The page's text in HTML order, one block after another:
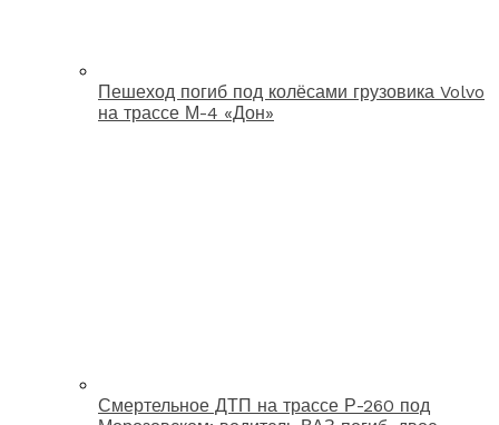
Пешеход погиб под колёсами грузовика Volvo
на трассе М-4 «Дон»
Смертельное ДТП на трассе Р-260 под